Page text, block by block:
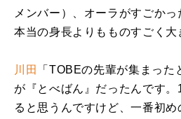
メンバー）、オーラがすごかっ
本当の身長よりもものすごく大
川田 「 TOBEの先輩が集まった
が『とべばん』だったんです。
ると思うんですけど、一番初